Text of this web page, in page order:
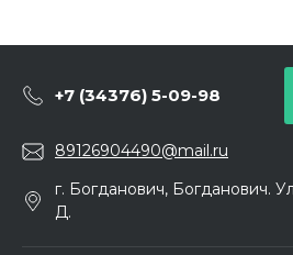
+7 (34376) 5-09-98
89126904490@mail.ru
г. Богданович, Богданович.
Д.